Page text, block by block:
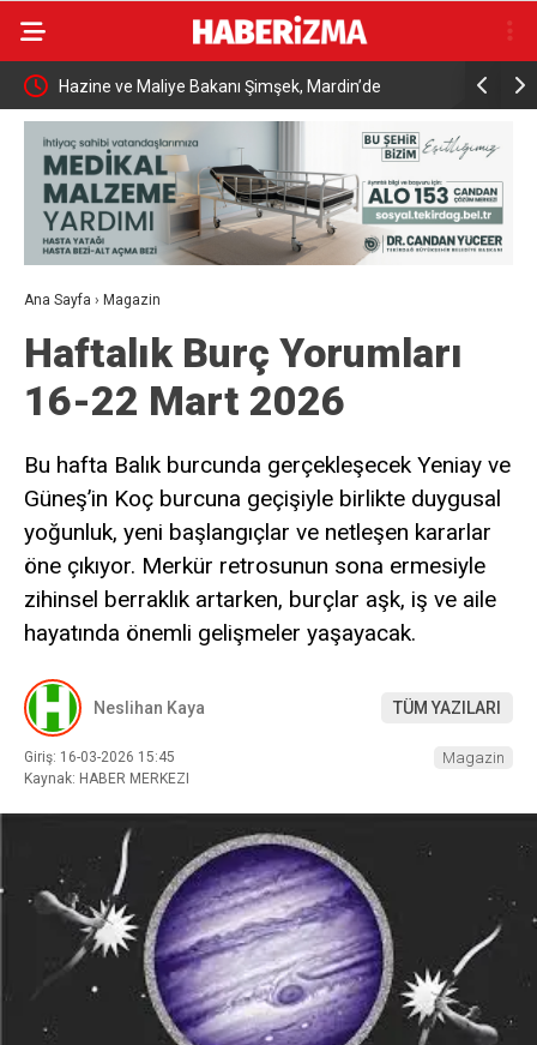
Hazine ve Maliye Bakanı Şimşek, Mardin’de Aile ve
Ana Sayfa › Magazin
Haftalık Burç Yorumları
16-22 Mart 2026
Bu hafta Balık burcunda gerçekleşecek Yeniay ve
Güneş’in Koç burcuna geçişiyle birlikte duygusal
yoğunluk, yeni başlangıçlar ve netleşen kararlar
öne çıkıyor. Merkür retrosunun sona ermesiyle
zihinsel berraklık artarken, burçlar aşk, iş ve aile
hayatında önemli gelişmeler yaşayacak.
Neslihan Kaya TÜM YAZILARI
Giriş: 16-03-2026 15:45
Kaynak: HABER MERKEZI
Magazin